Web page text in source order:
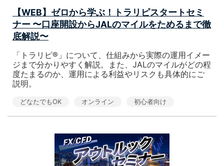
【WEB】ゼロから学ぶ！トラリピスタートセミ
ナー 〜口座開設からJALのマイルをためるまで徹
底解説〜
「トラリピ®」について、仕組みから実際の運用イメー
ジまで分かりやすく解説。また、JALのマイルがどの程
度たまるのか、運用による利益やリスクも具体的にご
説明。
どなたでもOK オンライン 初心者向け